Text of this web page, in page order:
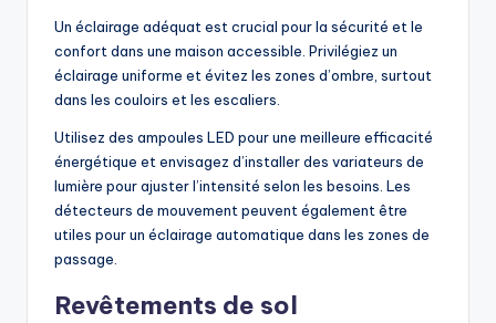
Un éclairage adéquat est crucial pour la sécurité et le
confort dans une maison accessible. Privilégiez un
éclairage uniforme et évitez les zones d’ombre, surtout
dans les couloirs et les escaliers.
Utilisez des ampoules LED pour une meilleure efficacité
énergétique et envisagez d’installer des variateurs de
lumière pour ajuster l’intensité selon les besoins. Les
détecteurs de mouvement peuvent également être
utiles pour un éclairage automatique dans les zones de
passage.
Revêtements de sol